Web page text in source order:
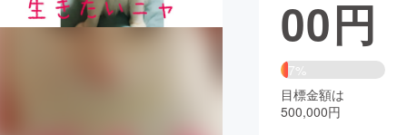
チャレンジ
00円
7%
目標金額は
500,000円